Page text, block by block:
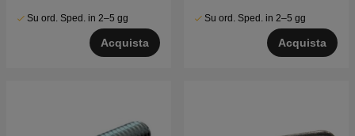
Su ord. Sped. in 2–5 gg
Acquista
Su ord. Sped. in 2–5 gg
Acquista